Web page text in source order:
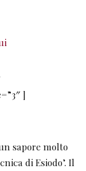
]
sapore molto
di Esiodo’. Il